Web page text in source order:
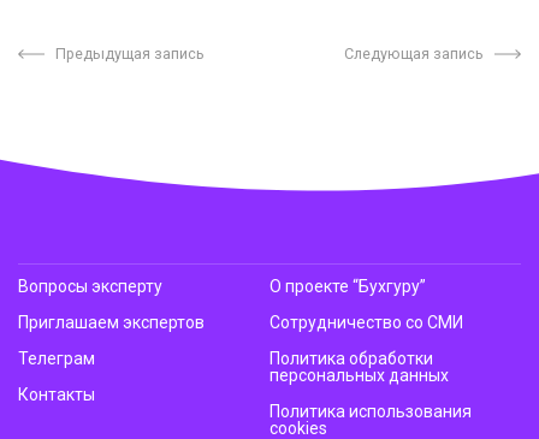
Предыдущая запись Следующая запись
Вопросы эксперту
Приглашаем экспертов
Телеграм
Контакты
О проекте “Бухгуру”
Сотрудничество со СМИ
Политика обработки
персональных данных
Политика использования
cookies